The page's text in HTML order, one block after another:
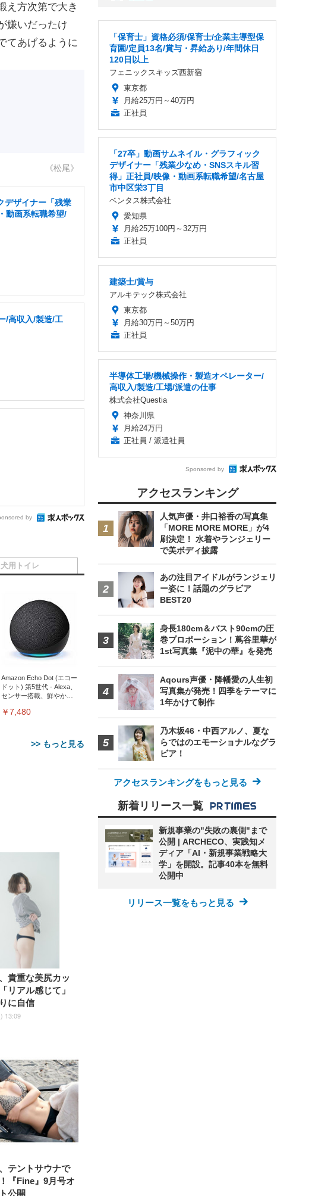
え方次第で大き
嫌いだったけ
てあげるように
《松尾》
デザイナー「残業
動画系転職希望/
/高収入/製造/工
by
Amazon Echo Dot (エコー
ドット) 第5世代 - Alexa、
センサー搭載、鮮やかな
￥7,480
>> もっと見る
ッシュ 通気性 ランバーサ
ポート付き 腰サポート ガ
ス圧無段階昇降 360度回
転 キャスター付き コンパ
クト 幅52×奥行58.5×高さ
84～96cm テレワーク 在
宅勤務 ブラック
￥4,139
24.5inch/280Hz/FHD】
Monitor 24” Essential ゲ
モニター QD 24.5インチ
量子ドット 残像低減 (3
| 輝点保証 | 日本メーカー)
犬用トイレ
ュラー 200枚入
【Amazon.co.jp限定】
￥3,731
貴重な美尻カッ
リアル感じて」
に自信
13:09
テントサウナで
『Fine』9月号オ
公開
「保育士」資格必須/保育士/企業主導型保
育園/定員13名/賞与・昇給あり/年間休日
120日以上
フェニックスキッズ西新宿
東京都
月給25万円～40万円
正社員
「27卒」動画サムネイル・グラフィック
デザイナー「残業少なめ・SNSスキル習
得」正社員/映像・動画系転職希望/名古屋
市中区栄3丁目
ベンタス株式会社
愛知県
月給25万100円～32万円
正社員
建築士/賞与
アルキテック株式会社
東京都
月給30万円～50万円
正社員
半導体工場/機械操作・製造オペレーター/
高収入/製造/工場/派遣の仕事
株式会社Questia
神奈川県
月給24万円
正社員 / 派遣社員
Sponsored by
アクセスランキング
人気声優・井口裕香の写真集
「MORE MORE MORE」が4
刷決定！ 水着やランジェリー
で美ボディ披露
あの注目アイドルがランジェリ
ー姿に！話題のグラビア
BEST20
身長180cm＆バスト90cmの圧
巻プロポーション！蔦谷里華が
1st写真集『泥中の華』を発売
Aqours声優・降幡愛の人生初
写真集が発売！四季をテーマに
1年かけて制作
乃木坂46・中西アルノ、夏な
らではのエモーショナルなグラ
ビア！
アクセスランキングをもっと見る
新着リリース一覧
新規事業の"失敗の裏側"まで
公開 | ARCHECO、実践知メ
ディア「AI・新規事業戦略大
学」を開設。記事40本を無料
公開中
リリース一覧をもっと見る